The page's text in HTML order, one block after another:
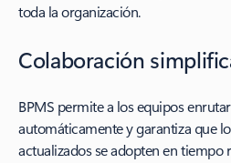
toda la organización.
Colaboración
BPMS permite a los equipos
automáticamente y garantiza que
actualizados se adopten en tiempo